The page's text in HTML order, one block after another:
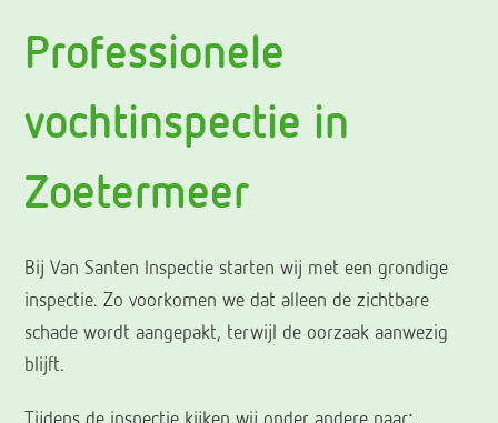
Professionele
vochtinspectie in
Zoetermeer
Bij Van Santen Inspectie starten wij met een grondige
inspectie. Zo voorkomen we dat alleen de zichtbare
schade wordt aangepakt, terwijl de oorzaak aanwezig
blijft.